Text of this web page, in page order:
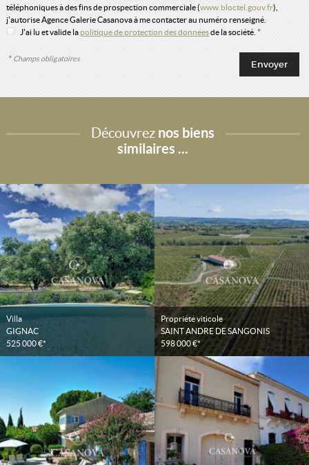
téléphoniques à des fins de prospection commerciale (www.bloctel.gouv.fr),
j'autorise Agence Galerie Casanova à me contacter au numéro renseigné.
J'ai lu et valide la politique de protection des donnéesde la société. *
* Champs obligatoires
Découvrez nos biens
similaires ...
Villa
GIGNAC
525 000 €*
Propriété viticole
SAINT ANDRE DE SANGONIS
598 000 €*